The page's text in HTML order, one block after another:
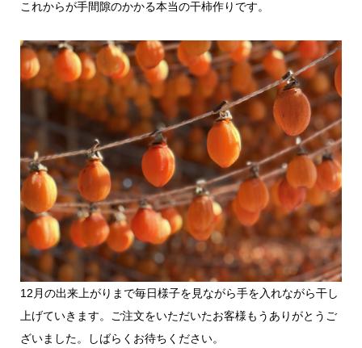
これからが手間隙のかかる本当の干柿作りです。
12月の出来上がりまで毎日様子を見ながら手を入れながら干し
上げていきます。ご注文をいただいたお客様もうありがとうご
ざいました。しばらくお待ちください。